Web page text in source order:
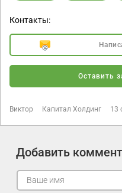
Контакты:
Оставить
Виктор Капитал Холдинг 13
Добавить